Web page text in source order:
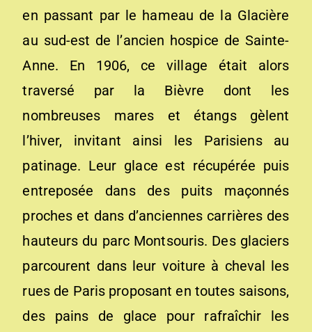
en passant par le hameau de la Glacière
au sud-est de l’ancien hospice de Sainte-
Anne. En 1906, ce village était alors
traversé par la Bièvre dont les
nombreuses mares et étangs gèlent
l’hiver, invitant ainsi les Parisiens au
patinage. Leur glace est récupérée puis
entreposée dans des puits maçonnés
proches et dans d’anciennes carrières des
hauteurs du parc Montsouris. Des glaciers
parcourent dans leur voiture à cheval les
rues de Paris proposant en toutes saisons,
des pains de glace pour rafraîchir les